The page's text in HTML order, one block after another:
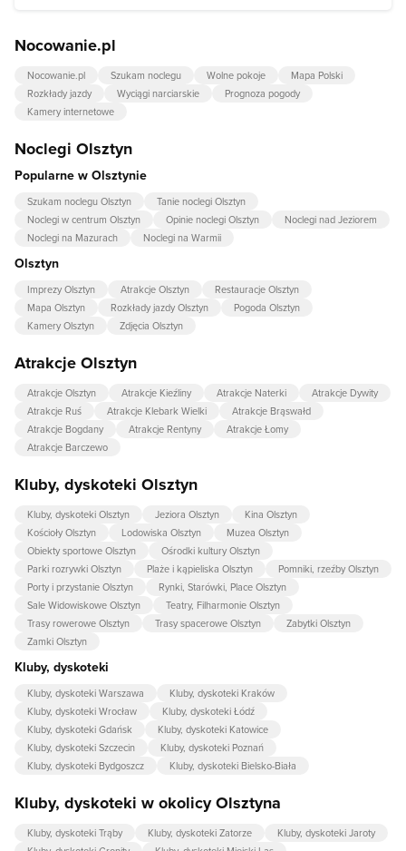
Nocowanie.pl
Nocowanie.pl Szukam noclegu Wolne pokoje
Mapa Polski
Rozkłady jazdy
Wyciągi narciarskie
Prognoza pogody
Kamery internetowe
Noclegi Olsztyn
Popularne w Olsztynie
Szukam noclegu Olsztyn
Tanie noclegi Olsztyn
Noclegi w centrum Olsztyn
Opinie noclegi Olsztyn
Noclegi nad Jeziorem
Noclegi na Mazurach
Noclegi na Warmii
Olsztyn
Imprezy Olsztyn Atrakcje Olsztyn
Restauracje Olsztyn
Mapa Olsztyn
Rozkłady jazdy Olsztyn
Pogoda Olsztyn
Kamery Olsztyn
Zdjęcia Olsztyn
Atrakcje Olsztyn
Atrakcje Olsztyn Atrakcje Kieźliny Atrakcje Naterki
Atrakcje Dywity
Atrakcje Ruś
Atrakcje Klebark Wielki
Atrakcje Brąswałd
Atrakcje Bogdany
Atrakcje Rentyny
Atrakcje Łomy
Atrakcje Barczewo
Kluby, dyskoteki Olsztyn
Kluby, dyskoteki Olsztyn Jeziora Olsztyn
Kina Olsztyn
Kościoły Olsztyn
Lodowiska Olsztyn
Muzea Olsztyn
Obiekty sportowe Olsztyn
Ośrodki kultury Olsztyn
Parki rozrywki Olsztyn
Plaże i kąpieliska Olsztyn
Pomniki, rzeźby Olsztyn
Porty i przystanie Olsztyn
Rynki, Starówki, Place Olsztyn
Sale Widowiskowe Olsztyn
Teatry, Filharmonie Olsztyn
Trasy rowerowe Olsztyn
Trasy spacerowe Olsztyn
Zabytki Olsztyn
Zamki Olsztyn
Kluby, dyskoteki
Kluby, dyskoteki Warszawa
Kluby, dyskoteki Kraków
Kluby, dyskoteki Wrocław
Kluby, dyskoteki Łódź
Kluby, dyskoteki Gdańsk
Kluby, dyskoteki Katowice
Kluby, dyskoteki Szczecin
Kluby, dyskoteki Poznań
Kluby, dyskoteki Bydgoszcz
Kluby, dyskoteki Bielsko-Biała
Kluby, dyskoteki w okolicy Olsztyna
Kluby, dyskoteki Trąby Kluby, dyskoteki Zatorze
Kluby, dyskoteki Jaroty